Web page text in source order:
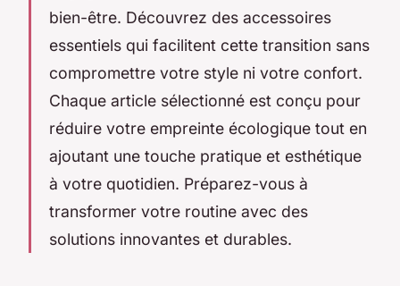
bien-être. Découvrez des accessoires
essentiels qui facilitent cette transition sans
compromettre votre style ni votre confort.
Chaque article sélectionné est conçu pour
réduire votre empreinte écologique tout en
ajoutant une touche pratique et esthétique
à votre quotidien. Préparez-vous à
transformer votre routine avec des
solutions innovantes et durables.